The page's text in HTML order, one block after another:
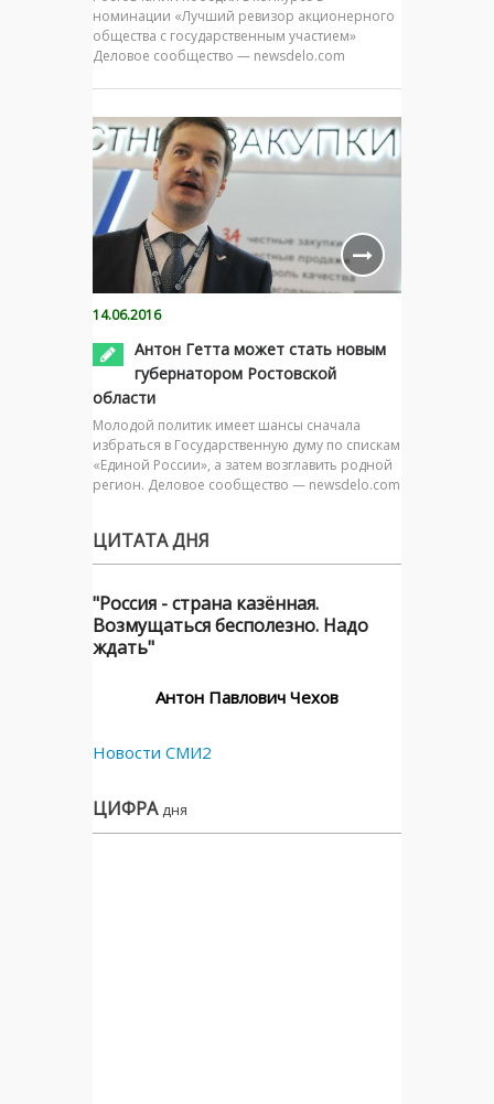
номинации «Лучший ревизор акционерного
общества с государственным участием»
Деловое сообщество — newsdelo.com
14.06.2016
Антон Гетта может стать новым
губернатором Ростовской
области
Молодой политик имеет шансы сначала
избраться в Государственную думу по спискам
«Единой России», а затем возглавить родной
регион. Деловое сообщество — newsdelo.com
ЦИТАТА ДНЯ
"Россия - страна казённая.
Возмущаться бесполезно. Надо
ждать"
Антон Павлович Чехов
Новости СМИ2
ЦИФРА дня